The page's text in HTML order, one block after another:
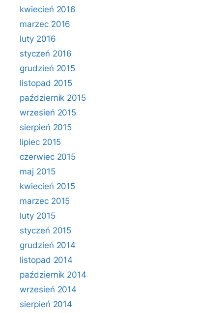
kwiecień 2016
marzec 2016
luty 2016
styczeń 2016
grudzień 2015
listopad 2015
październik 2015
wrzesień 2015
sierpień 2015
lipiec 2015
czerwiec 2015
maj 2015
kwiecień 2015
marzec 2015
luty 2015
styczeń 2015
grudzień 2014
listopad 2014
październik 2014
wrzesień 2014
sierpień 2014